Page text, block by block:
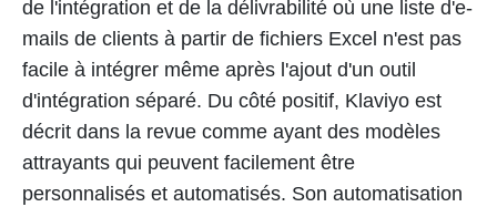
de l'intégration et de la délivrabilité où une liste d'e-
mails de clients à partir de fichiers Excel n'est pas
facile à intégrer même après l'ajout d'un outil
d'intégration séparé. Du côté positif, Klaviyo est
décrit dans la revue comme ayant des modèles
attrayants qui peuvent facilement être
personnalisés et automatisés. Son automatisation